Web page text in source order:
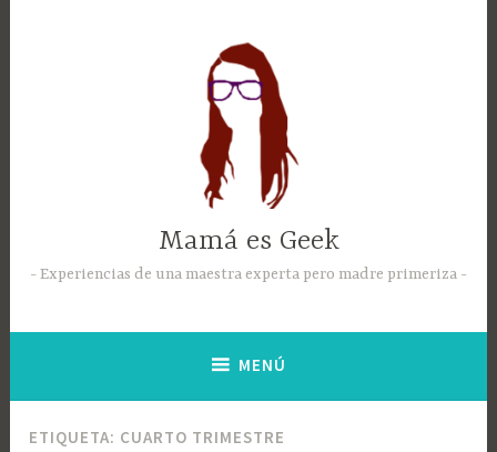
Mamá es Geek
Experiencias de una maestra experta pero madre primeriza
MENÚ
ETIQUETA: CUARTO TRIMESTRE